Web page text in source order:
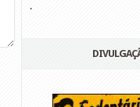
src="http://
.